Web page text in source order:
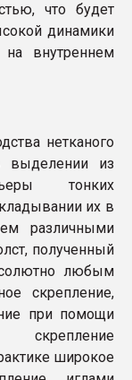
что будет
динамики
внутреннем
нетканого
выделении из
тонких
их в
различными
полученный
любым
скрепление,
при помощи
скрепление
широкое